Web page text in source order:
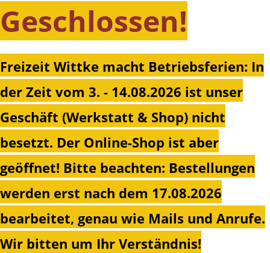
Geschlossen!
Freizeit Wittke macht Betriebsferien: In
der Zeit vom 3. - 14.08.2026 ist unser
Geschäft (Werkstatt & Shop) nicht
besetzt. Der Online-Shop ist aber
geöffnet! Bitte beachten: Bestellungen
werden erst nach dem 17.08.2026
bearbeitet, genau wie Mails und Anrufe.
Wir bitten um Ihr Verständnis!